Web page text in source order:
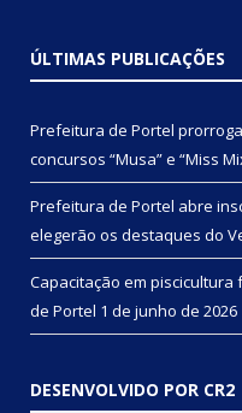
ÚLTIMAS PUBLICAÇÕES
Prefeitura de Portel
concursos “Musa” e “Miss
Prefeitura de Portel abre
elegerão os destaques do
Capacitação em
de Portel 1 de junho de 2026
DESENVOLVIDO POR CR2